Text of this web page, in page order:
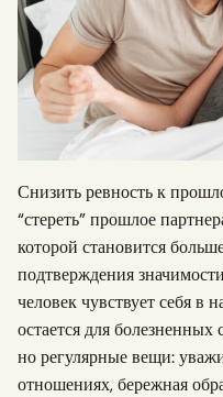
Снизить ревность к
“стереть” прошлое
которой становится
подтверждения
человек чувствует себя в
остается для
но регулярные вещи:
отношениях, бережная